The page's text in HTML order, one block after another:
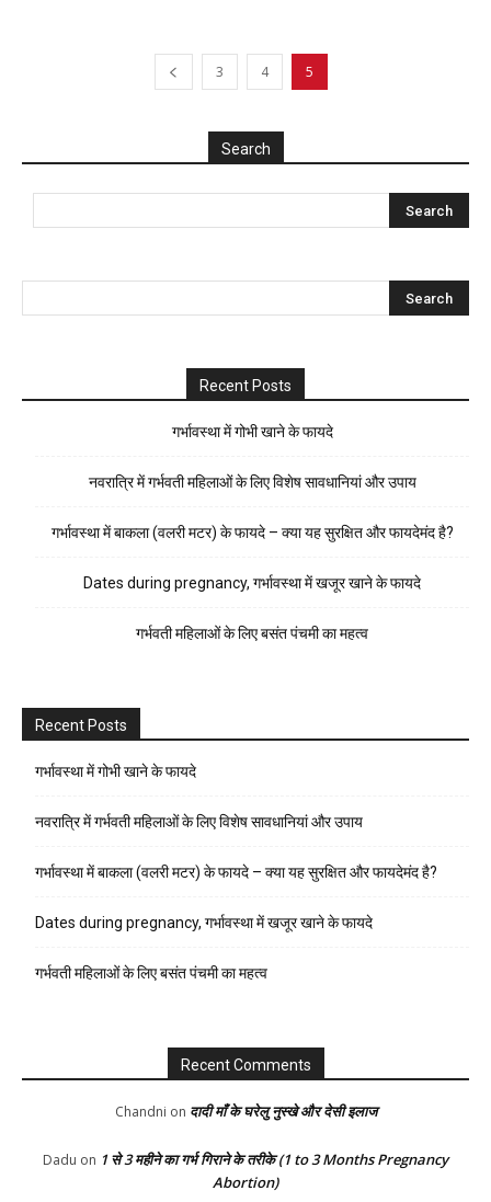
3 4 5
Search
Recent Posts
गर्भावस्था में गोभी खाने के फायदे
नवरात्रि में गर्भवती महिलाओं के लिए विशेष सावधानियां और उपाय
गर्भावस्था में बाकला (वलरी मटर) के फायदे – क्या यह सुरक्षित और फायदेमंद है?
Dates during pregnancy, गर्भावस्था में खजूर खाने के फायदे
गर्भवती महिलाओं के लिए बसंत पंचमी का महत्व
Recent Posts
गर्भावस्था में गोभी खाने के फायदे
नवरात्रि में गर्भवती महिलाओं के लिए विशेष सावधानियां और उपाय
गर्भावस्था में बाकला (वलरी मटर) के फायदे – क्या यह सुरक्षित और फायदेमंद है?
Dates during pregnancy, गर्भावस्था में खजूर खाने के फायदे
गर्भवती महिलाओं के लिए बसंत पंचमी का महत्व
Recent Comments
Chandni on दादी माँ के घरेलु नुस्खे और देसी इलाज
Dadu on 1 से 3 महीने का गर्भ गिराने के तरीके (1 to 3 Months Pregnancy
Abortion)